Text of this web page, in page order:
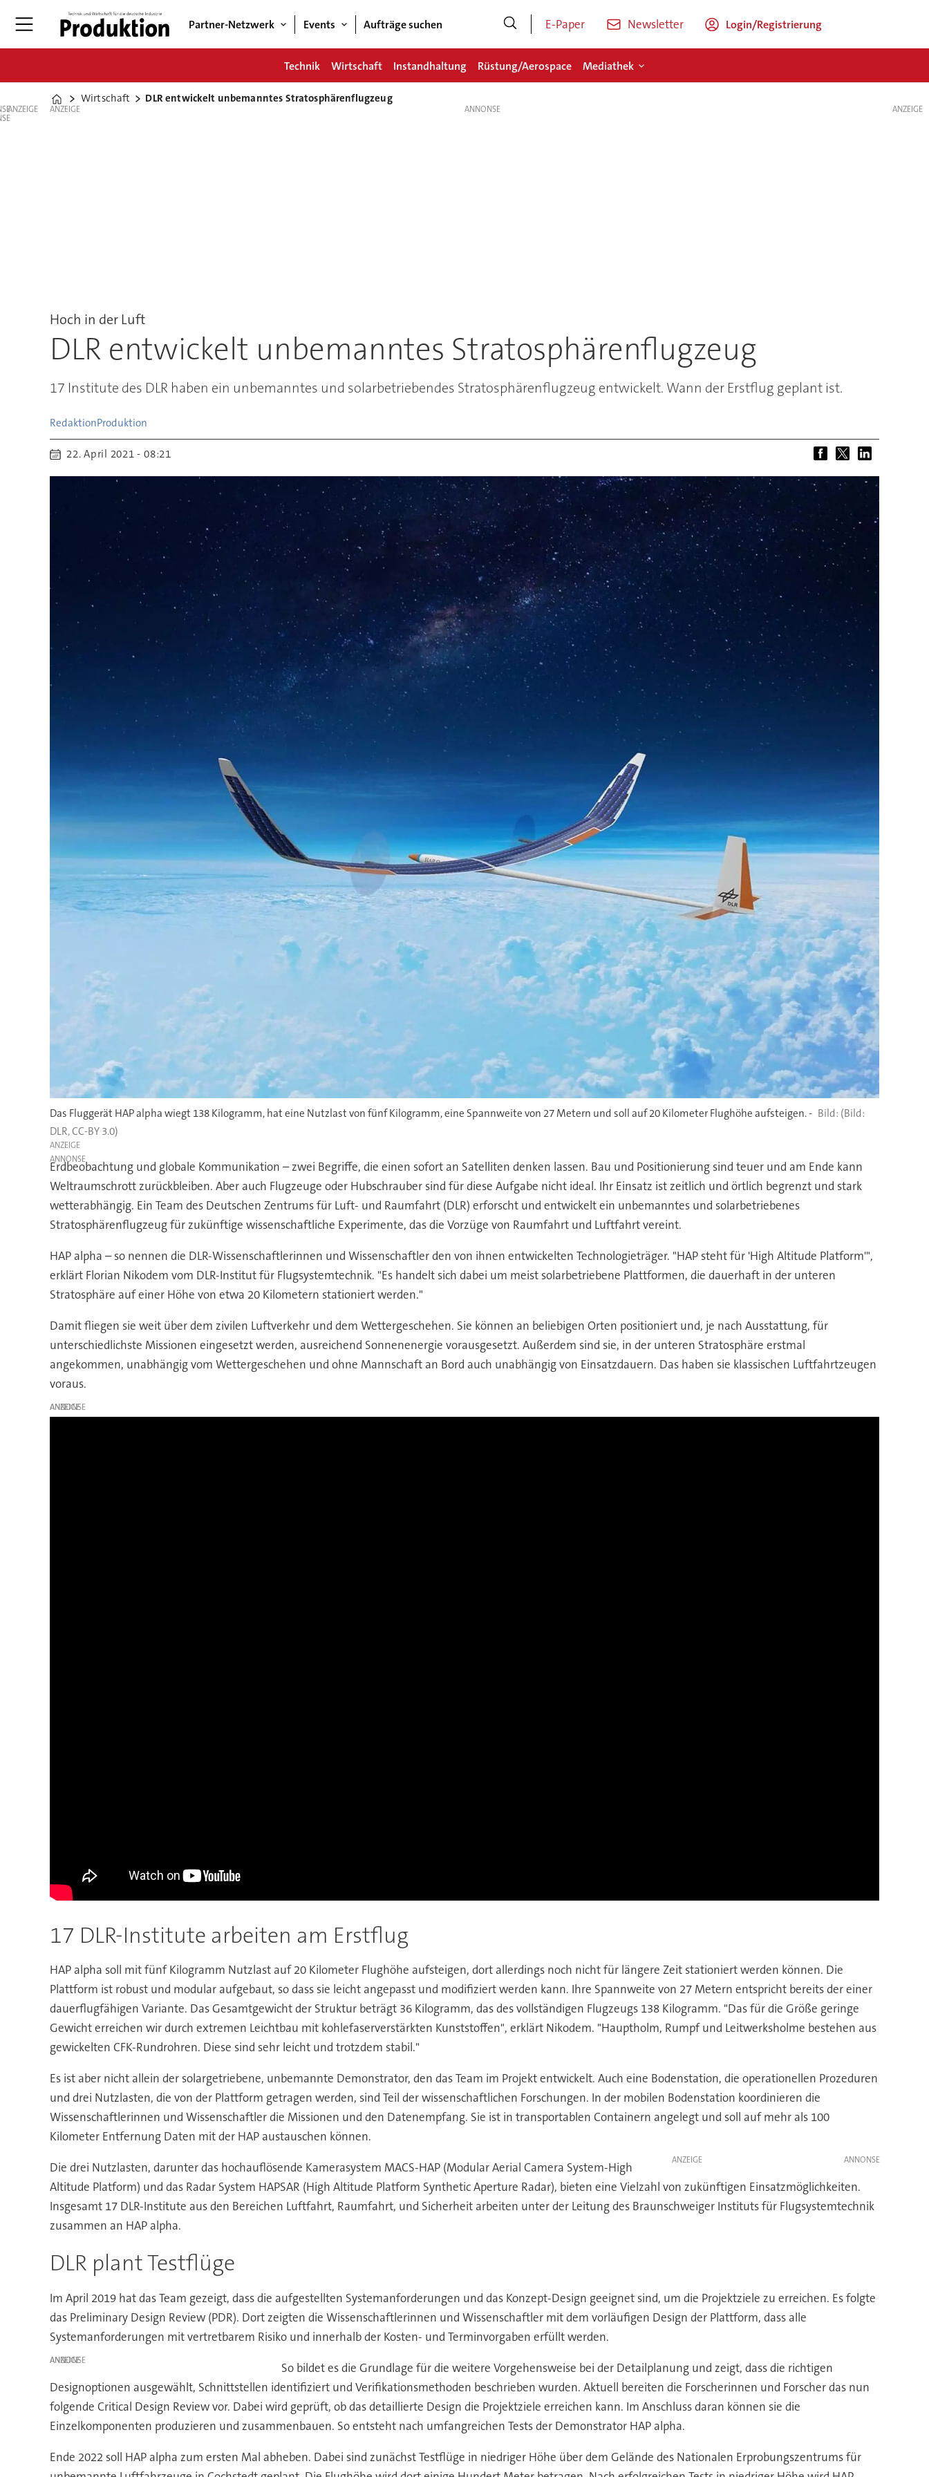
Partner-Netzwerk Events Aufträge suchen E-Paper Newsletter Login/Registrierung
Technik Wirtschaft Instandhaltung Rüstung/Aerospace Mediathek
Home
Wirtschaft DLR entwickelt unbemanntes Stratosphärenflugzeug
ANZEIGE ANZEIGE
Hoch in der Luft
DLR entwickelt unbemanntes Stratosphärenflugzeug
17 Institute des DLR haben ein unbemanntes und solarbetriebendes Stratosphärenflugzeug entwickelt. Wann der Erstflug geplant ist.
RedaktionProduktion
22. April 2021 - 08:21
Das Fluggerät HAP alpha wiegt 138 Kilogramm, hat eine Nutzlast von fünf Kilogramm, eine Spannweite von 27 Metern und soll auf 20 Kilometer Flughöhe aufsteigen. -
(Bild:
DLR, CC-BY 3.0)
ANZEIGE
Erdbeobachtung und globale Kommunikation – zwei Begriffe, die einen sofort an Satelliten denken lassen. Bau und Positionierung sind teuer und am Ende kann
Weltraumschrott zurückbleiben. Aber auch Flugzeuge oder Hubschrauber sind für diese Aufgabe nicht ideal. Ihr Einsatz ist zeitlich und örtlich begrenzt und stark
wetterabhängig. Ein Team des Deutschen Zentrums für Luft- und Raumfahrt (DLR) erforscht und entwickelt ein unbemanntes und solarbetriebenes
Stratosphärenflugzeug für zukünftige wissenschaftliche Experimente, das die Vorzüge von Raumfahrt und Luftfahrt vereint.
HAP alpha – so nennen die DLR-Wissenschaftlerinnen und Wissenschaftler den von ihnen entwickelten Technologieträger. "HAP steht für 'High Altitude Platform'",
erklärt Florian Nikodem vom DLR-Institut für Flugsystemtechnik. "Es handelt sich dabei um meist solarbetriebene Plattformen, die dauerhaft in der unteren
Stratosphäre auf einer Höhe von etwa 20 Kilometern stationiert werden."
Damit fliegen sie weit über dem zivilen Luftverkehr und dem Wettergeschehen. Sie können an beliebigen Orten positioniert und, je nach Ausstattung, für
unterschiedlichste Missionen eingesetzt werden, ausreichend Sonnenenergie vorausgesetzt. Außerdem sind sie, in der unteren Stratosphäre erstmal
angekommen, unabhängig vom Wettergeschehen und ohne Mannschaft an Bord auch unabhängig von Einsatzdauern. Das haben sie klassischen Luftfahrtzeugen
voraus.
ANZEIGE
17 DLR-Institute arbeiten am Erstflug
HAP alpha soll mit fünf Kilogramm Nutzlast auf 20 Kilometer Flughöhe aufsteigen, dort allerdings noch nicht für längere Zeit stationiert werden können. Die
Plattform ist robust und modular aufgebaut, so dass sie leicht angepasst und modifiziert werden kann. Ihre Spannweite von 27 Metern entspricht bereits der einer
dauerflugfähigen Variante. Das Gesamtgewicht der Struktur beträgt 36 Kilogramm, das des vollständigen Flugzeugs 138 Kilogramm. "Das für die Größe geringe
Gewicht erreichen wir durch extremen Leichtbau mit kohlefaserverstärkten Kunststoffen", erklärt Nikodem. "Hauptholm, Rumpf und Leitwerksholme bestehen aus
gewickelten CFK-Rundrohren. Diese sind sehr leicht und trotzdem stabil."
Es ist aber nicht allein der solargetriebene, unbemannte Demonstrator, den das Team im Projekt entwickelt. Auch eine Bodenstation, die operationellen Prozeduren
und drei Nutzlasten, die von der Plattform getragen werden, sind Teil der wissenschaftlichen Forschungen. In der mobilen Bodenstation koordinieren die
Wissenschaftlerinnen und Wissenschaftler die Missionen und den Datenempfang. Sie ist in transportablen Containern angelegt und soll auf mehr als 100
Kilometer Entfernung Daten mit der HAP austauschen können.
ANZEIGE
Die drei Nutzlasten, darunter das hochauflösende Kamerasystem MACS-HAP (Modular Aerial Camera System-High
Altitude Platform) und das Radar System HAPSAR (High Altitude Platform Synthetic Aperture Radar), bieten eine Vielzahl von zukünftigen Einsatzmöglichkeiten.
Insgesamt 17 DLR-Institute aus den Bereichen Luftfahrt, Raumfahrt, und Sicherheit arbeiten unter der Leitung des Braunschweiger Instituts für Flugsystemtechnik
zusammen an HAP alpha.
DLR plant Testflüge
Im April 2019 hat das Team gezeigt, dass die aufgestellten Systemanforderungen und das Konzept-Design geeignet sind, um die Projektziele zu erreichen. Es folgte
das Preliminary Design Review (PDR). Dort zeigten die Wissenschaftlerinnen und Wissenschaftler mit dem vorläufigen Design der Plattform, dass alle
Systemanforderungen mit vertretbarem Risiko und innerhalb der Kosten- und Terminvorgaben erfüllt werden.
ANZEIGE
So bildet es die Grundlage für die weitere Vorgehensweise bei der Detailplanung und zeigt, dass die richtigen
Designoptionen ausgewählt, Schnittstellen identifiziert und Verifikationsmethoden beschrieben wurden. Aktuell bereiten die Forscherinnen und Forscher das nun
folgende Critical Design Review vor. Dabei wird geprüft, ob das detaillierte Design die Projektziele erreichen kann. Im Anschluss daran können sie die
Einzelkomponenten produzieren und zusammenbauen. So entsteht nach umfangreichen Tests der Demonstrator HAP alpha.
Ende 2022 soll HAP alpha zum ersten Mal abheben. Dabei sind zunächst Testflüge in niedriger Höhe über dem Gelände des Nationalen Erprobungszentrums für
ANZEIGE